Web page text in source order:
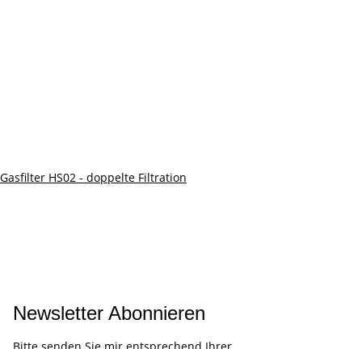
Gasfilter HS02 - doppelte Filtration
Newsletter Abonnieren